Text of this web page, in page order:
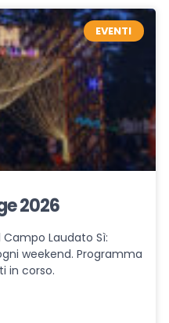
EVENTI
2026
Campo Laudato Sì:
weekend. Programma
in corso.